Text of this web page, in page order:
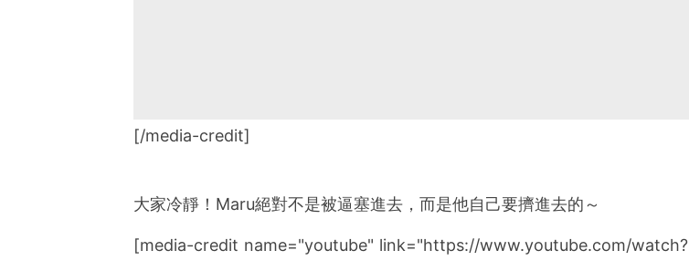
[/media-credit]
大家冷靜！Maru絕對不是被逼塞進去，而是他自己要擠進去的～
[media-credit name="youtube" link="https://www.youtube.com/watch?